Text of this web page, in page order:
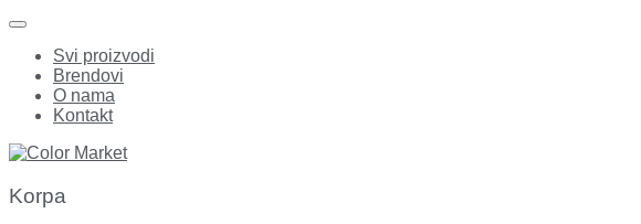
Svi proizvodi
Brendovi
O nama
Kontakt
Korpa